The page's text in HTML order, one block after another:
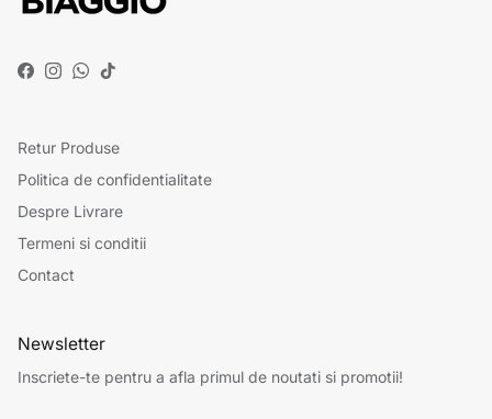
Facebook
Instagram
WhatsApp
TikTok
Retur Produse
Politica de confidentialitate
Despre Livrare
Termeni si conditii
Contact
Newsletter
Inscriete-te pentru a afla primul de noutati si promotii!